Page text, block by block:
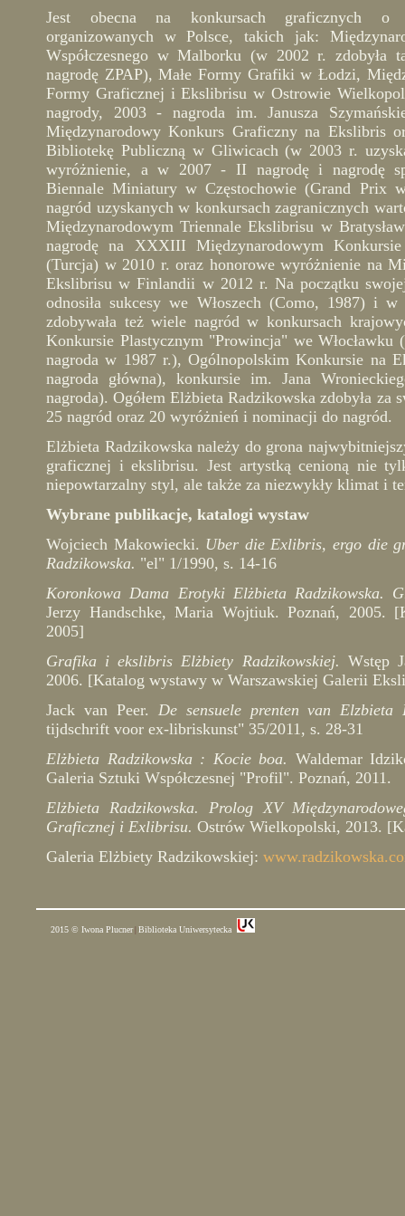
Jest obecna na konkursach graficznych o
organizowanych w Polsce, takich jak:
Współczesnego w Malborku (w 2002 r.
nagrodę ZPAP), Małe Formy Grafiki w Łodzi,
Formy Graficznej i Ekslibrisu w Ostrowie
nagrody, 2003 - nagroda im. Janusza
Międzynarodowy Konkurs Graficzny na Ekslibris
Bibliotekę Publiczną w Gliwicach (w 2003 r.
wyróżnienie, a w 2007 - II nagrodę i nagrodę
Biennale Miniatury w Częstochowie (Grand Prix
nagród uzyskanych w konkursach zagranicznych
Międzynarodowym Triennale Ekslibrisu w
nagrodę na XXXIII Międzynarodowym
(Turcja) w 2010 r. oraz honorowe wyróżnienie na
Ekslibrisu w Finlandii w 2012 r. Na początku
odnosiła sukcesy we Włoszech (Como, 1987) i
zdobywała też wiele nagród w konkursach
Konkursie Plastycznym "Prowincja" we
nagroda w 1987 r.), Ogólnopolskim Konkursie na
nagroda główna), konkursie im. Jana
nagroda). Ogółem Elżbieta Radzikowska zdobyła za
25 nagród oraz 20 wyróżnień i nominacji do nagród.
Elżbieta Radzikowska należy do grona
graficznej i ekslibrisu. Jest artystką cenioną nie
niepowtarzalny styl, ale także za niezwykły klimat i
Wybrane publikacje, katalogi wystaw
Wojciech Makowiecki. Uber die Exlibris, ergo die
Radzikowska. "el" 1/1990, s. 14-16
Koronkowa Dama Erotyki Elżbieta Radzikowska.
Jerzy Handschke, Maria Wojtiuk. Poznań, 2005.
2005]
Grafika i ekslibris Elżbiety Radzikowskiej. Wstęp
2006. [Katalog wystawy w Warszawskiej Galerii
Jack van Peer. De sensuele prenten van Elzbieta
tijdschrift voor ex-libriskunst" 35/2011, s. 28-31
Elżbieta Radzikowska : Kocie boa. Waldemar
Galeria Sztuki Współczesnej "Profil". Poznań, 2011.
Elżbieta Radzikowska. Prolog XV
Graficznej i Exlibrisu. Ostrów Wielkopolski, 2013.
Galeria Elżbiety Radzikowskiej:
2015 © Iwona Plucner| Biblioteka Uniwersytecka